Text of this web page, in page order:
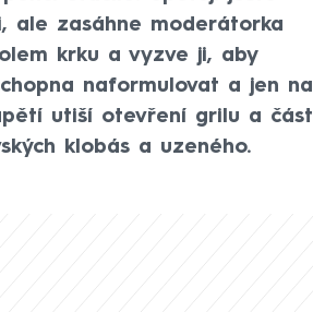
ale zasáhne moderátorka
krku a vyzve ji, aby
naformulovat a jen na
utiší otevření grilu a část
klobás a uzeného.